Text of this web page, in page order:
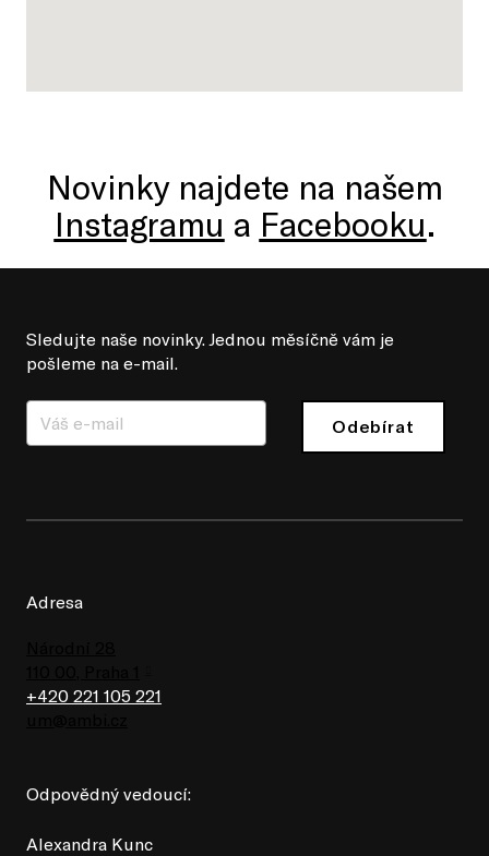
Novinky najdete na našem
Instagramu a Facebooku.
Sledujte naše novinky. Jednou měsíčně vám je
pošleme na e-mail.
Odebírat
Adresa
+420 221 105 221
Odpovědný vedoucí:
Alexandra Kunc